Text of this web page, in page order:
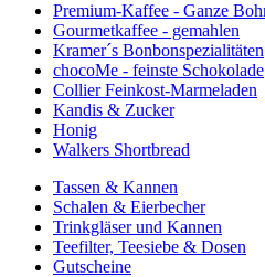
Premium-Kaffee - Ganze
Gourmetkaffee - gemahlen
Kramer´s Bonbonspezialitäten
chocoMe - feinste Schokolade
Collier Feinkost-Marmeladen
Kandis & Zucker
Honig
Walkers Shortbread
Tassen & Kannen
Schalen & Eierbecher
Trinkgläser und Kannen
Teefilter, Teesiebe & Dosen
Gutscheine